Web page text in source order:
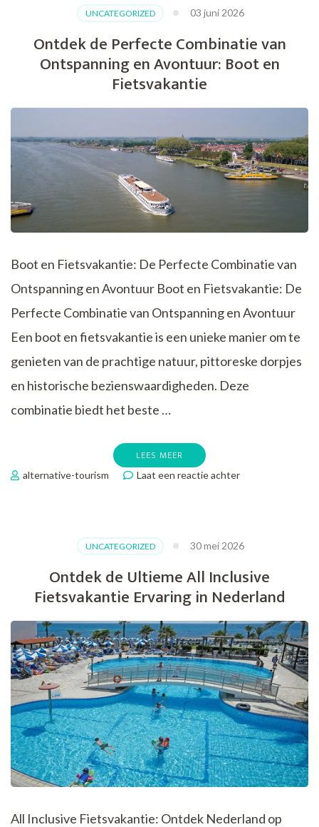
en
met
een
UNCATEGORIZED 03 juni 2026
Ontdek de Perfecte Combinatie van
Ontspanning en Avontuur: Boot en
Fietsvakantie
Boot en Fietsvakantie: De Perfecte Combinatie van
Ontspanning en Avontuur Boot en Fietsvakantie: De
Perfecte Combinatie van Ontspanning en Avontuur
Een boot en fietsvakantie is een unieke manier om te
genieten van de prachtige natuur, pittoreske dorpjes
en historische bezienswaardigheden. Deze
combinatie biedt het beste …
LEES MEER
alternative-tourism Laat een reactie achterop
van
en
Avontuur:
en
Fietsvakantie
UNCATEGORIZED 30 mei 2026
Ontdek de Ultieme All Inclusive
Fietsvakantie Ervaring in Nederland
All Inclusive Fietsvakantie: Ontdek Nederland op